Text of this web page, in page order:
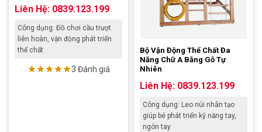
3 Đánh giá
Liên Hệ: 0839.123.199
Công dụng: Đồ chơi cầu trượt
liên hoàn, vận động phát triển
thể chất
Bộ Vận Động Thể Chất Đa
Năng Chữ A Bằng Gỗ Tự
Nhiên
Liên Hệ: 0839.123.199
Công dụng: Leo núi nhân tạo
giúp bé phát triển kỹ năng tay,
ngón tay